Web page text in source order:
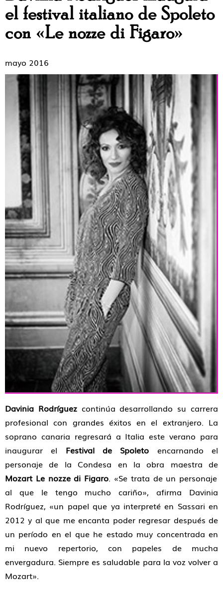
el festival italiano de Spoleto
con «Le nozze di Figaro»
mayo 2016
Davinia Rodríguezcontinúa desarrollando su carrera
profesional con grandes éxitos en el extranjero. La
soprano canaria regresará a Italia este verano para
inaugurar el Festival de Spoleto encarnando el
personaje de la Condesa en la obra maestra de
Mozart Le nozze di Figaro. «Se trata de un personaje
al que le tengo mucho cariño», afirma Davinia
Rodríguez, «un papel que ya interpreté en Sassari en
2012 y al que me encanta poder regresar después de
un período en el que he estado muy concentrada en
mi nuevo repertorio, con papeles de mucha
envergadura. Siempre es saludable para la voz volver a
Mozart».